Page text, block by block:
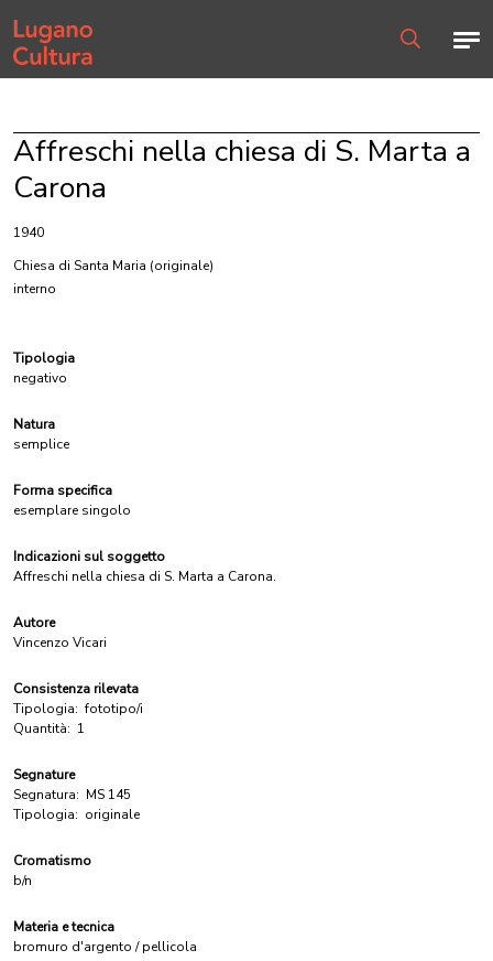
Home page
Affreschi nella chiesa di S. Marta a
Carona
1940
Chiesa di Santa Maria (originale)
interno
Tipologia
negativo
Natura
semplice
Forma specifica
esemplare singolo
Indicazioni sul soggetto
Affreschi nella chiesa di S. Marta a Carona.
Autore
Vincenzo Vicari
Consistenza rilevata
Tipologia: fototipo/i
Quantità: 1
Segnature
Segnatura: MS 145
Tipologia: originale
Cromatismo
b/n
Materia e tecnica
bromuro d'argento / pellicola